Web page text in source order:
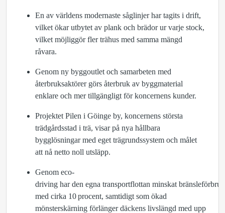
En av världens modernaste såglinjer har tagits i drift,
vilket ökar utbytet av plank och brädor ur varje stock,
vilket möjliggör fler trähus med samma mängd
råvara.
Genom ny byggoutlet och samarbeten med
återbruksaktörer görs återbruk av byggmaterial
enklare och mer tillgängligt för koncernens kunder.
Projektet Pilen i Göinge by, koncernens största
trädgårdsstad i trä, visar på nya hållbara
bygglösningar med eget trägrundssystem och målet
att nå netto noll utsläpp.
Genom eco-
driving har den egna transportflottan minskat
med cirka 10procent, samtidigt som ökad
mönsterskärning förlänger däckens livslängd med upp